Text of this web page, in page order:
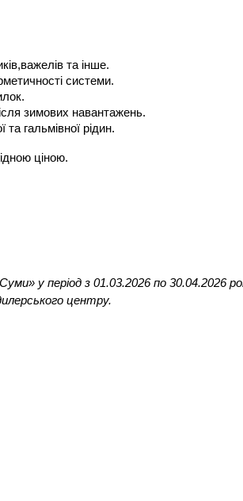
та інше.
системи.
зимових навантажень.
гальмівної рідин.
ціною.
у період з 01.03.2026 по 30.04.2026
центру.